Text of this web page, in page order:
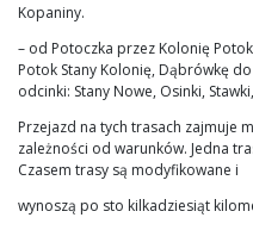
Kopaniny.
– od Potoczka przez Kolonię
Potok Stany Kolonię, Dąbrówkę
odcinki: Stany Nowe, Osinki,
Przejazd na tych trasach zajmuje
zależności od warunków. Jedna
Czasem trasy są modyfikowane i
wynoszą po sto kilkadziesiąt